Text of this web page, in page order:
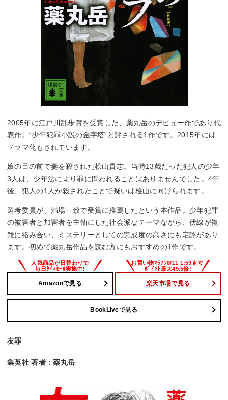
2005年に江戸川乱歩賞を受賞した、薬丸岳のデビュー作であり代
表作。“少年犯罪小説の金字塔”と評される1作です。2015年には
ドラマ化もされています。
娘の目の前で妻を殺された桧山貴志。当時13歳だった犯人の少年
3人は、少年法により罪に問われることはありませんでした。4年
後、犯人の1人が殺されたことで疑いは桧山に向けられます。
選考委員が、満場一致で受賞に推薦したという本作品。少年犯罪
の被害者と加害者を主軸にした社会派なテーマながら、伏線が複
雑に絡み合い、ミステリーとしての完成度の高さにも定評があり
ます。初めて薬丸岳作品を読む方にもおすすめの1作です。
Amazonで見る 楽天市場で見る
BookLiveで見る
友罪
集英社 著者：薬丸岳